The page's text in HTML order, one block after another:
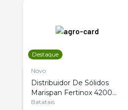
Destaque
Novo
Distribuidor De Sólidos
Marispan Fertinox 4200
Citrus
Batatais